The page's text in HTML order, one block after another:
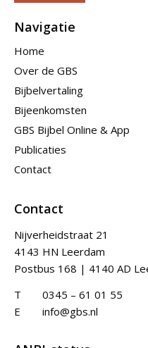
Navigatie
Home
Over de GBS
Bijbelvertaling
Bijeenkomsten
GBS Bijbel Online & App
Publicaties
Contact
Contact
Nijverheidstraat 21
4143 HN Leerdam
Postbus 168 | 4140 AD
T
0345 – 61 01 55
E
info@gbs.nl